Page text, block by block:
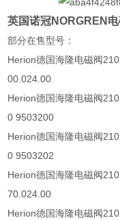
英国诺冠NORGREN
部分在售型号：
Herion德国海隆电磁阀
00.024.00
Herion德国海隆电磁阀
0 9503200
Herion德国海隆电磁阀
0 9503202
Herion德国海隆电磁阀
70.024.00
Herion德国海隆电磁阀